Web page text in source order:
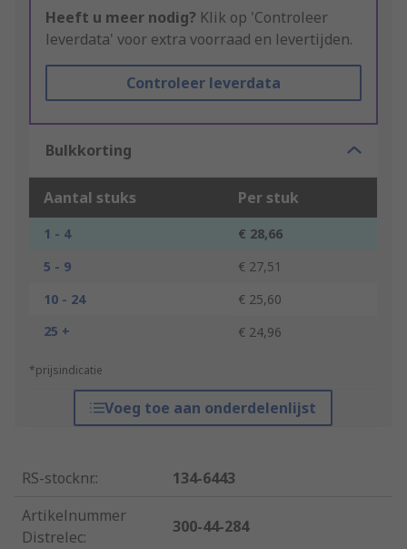
Heeft u meer nodig? Klik op 'Controleer
leverdata' voor extra voorraad en levertijden.
Controleer leverdata
Bulkkorting
Aantal stuks Per stuk
1 - 4
€ 28,66
5 - 9
€ 27,51
10 - 24
€ 25,60
25 +
€ 24,96
*prijsindicatie
Voeg toe aan onderdelenlijst
RS-stocknr.:
134-6443
Artikelnummer
Distrelec:
300-44-284